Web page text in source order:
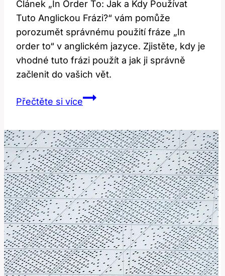
Článek „In Order To: Jak a Kdy Používat
Tuto Anglickou Frázi?“ vám pomůže
porozumět správnému použití fráze „In
order to“ v anglickém jazyce. Zjistěte, kdy je
vhodné tuto frázi použít a jak ji správně
začlenit do vašich vět.
Přečtěte si víceIn
Jak
a
Kdy
Používat
Tuto
Anglickou
Frázi?